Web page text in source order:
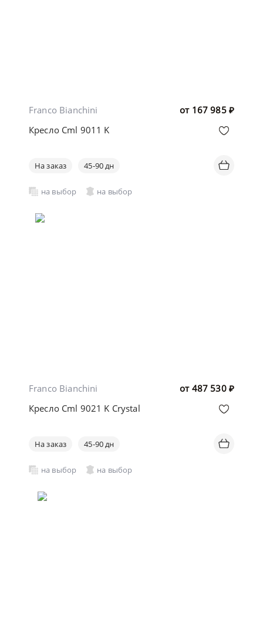
от 167 985 ₽
Franco Bianchini
Кресло Cml 9011 K
На заказ 45-90 дн
на выбор на выбор
от 487 530 ₽
Franco Bianchini
Кресло Cml 9021 K Crystal
На заказ 45-90 дн
на выбор на выбор